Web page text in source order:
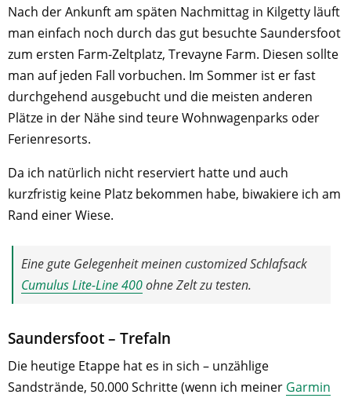
Nach der Ankunft am späten Nachmittag in Kilgetty läuft
man einfach noch durch das gut besuchte Saundersfoot
zum ersten Farm-Zeltplatz, Trevayne Farm. Diesen sollte
man auf jeden Fall vorbuchen. Im Sommer ist er fast
durchgehend ausgebucht und die meisten anderen
Plätze in der Nähe sind teure Wohnwagenparks oder
Ferienresorts.
Da ich natürlich nicht reserviert hatte und auch
kurzfristig keine Platz bekommen habe, biwakiere ich am
Rand einer Wiese.
Eine gute Gelegenheit meinen customized Schlafsack
Cumulus Lite-Line 400ohne Zelt zu testen.
Saundersfoot – Trefaln
Die heutige Etappe hat es in sich – unzählige
Sandstrände, 50.000 Schritte (wenn ich meiner Garmin